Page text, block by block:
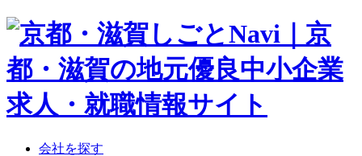
会社を探す